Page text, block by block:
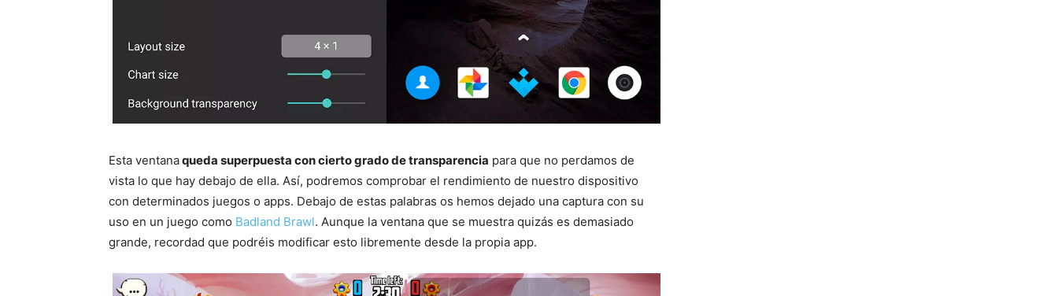
Esta ventanaqueda superpuesta con cierto grado de transparencia para que no perdamos de
vista lo que hay debajo de ella. Así, podremos comprobar el rendimiento de nuestro dispositivo
con determinados juegos o apps. Debajo de estas palabras os hemos dejado una captura con su
uso en un juego como Badland Brawl. Aunque la ventana que se muestra quizás es demasiado
grande, recordad que podréis modificar esto libremente desde la propia app.